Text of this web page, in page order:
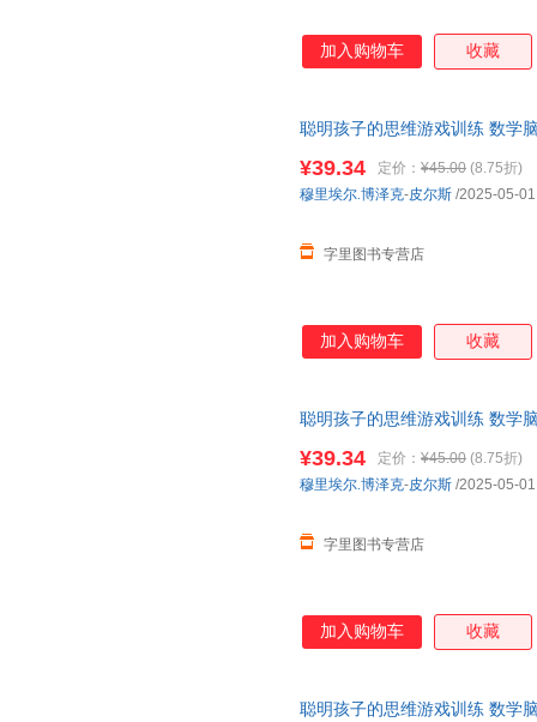
加入购物车 收藏
聪明孩子的思维游戏训练 数学
¥39.34 定价： ¥45.00 (8.75折)
字里图书专营店
穆里埃尔.博泽克-皮尔斯 /2025-05-01
加入购物车 收藏
聪明孩子的思维游戏训练 数学
¥39.34 定价： ¥45.00 (8.75折)
字里图书专营店
穆里埃尔.博泽克-皮尔斯 /2025-05-01
加入购物车 收藏
聪明孩子的思维游戏训练 数学